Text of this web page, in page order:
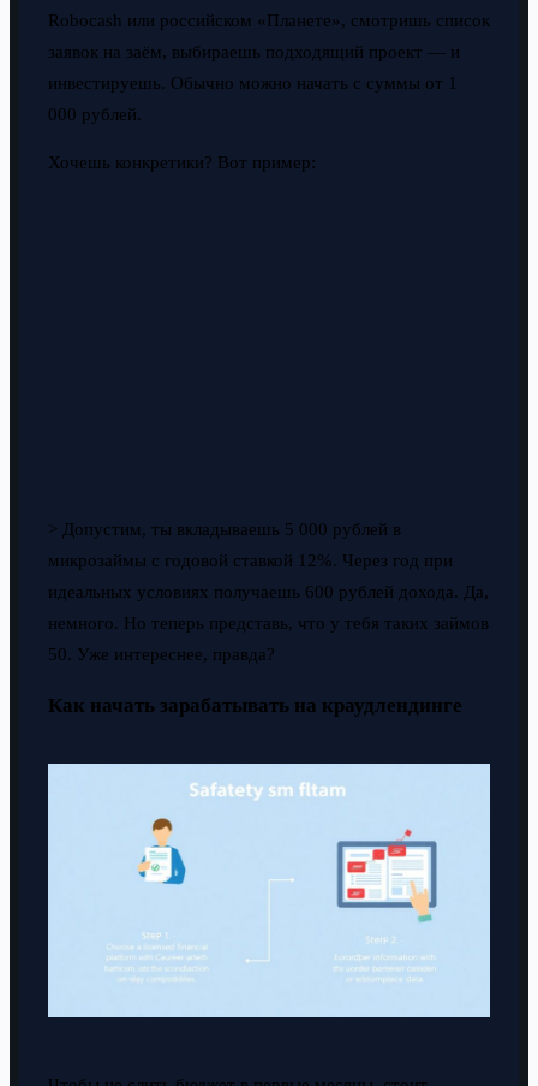
Robocash или российском «Планете», смотришь список
заявок на заём, выбираешь подходящий проект — и
инвестируешь. Обычно можно начать с суммы от 1
000 рублей.
Хочешь конкретики? Вот пример:
> Допустим, ты вкладываешь 5 000 рублей в
микрозаймы с годовой ставкой 12%. Через год при
идеальных условиях получаешь 600 рублей дохода. Да,
немного. Но теперь представь, что у тебя таких займов
50. Уже интереснее, правда?
Как начать зарабатывать на краудлендинге